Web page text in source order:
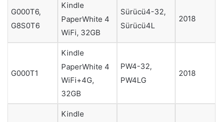
G000T6,
G8S0T6
Kindle
PaperWhite 4
WiFi, 32GB
Sürücü4-32,
Sürücü4L
2018
G000T1
Kindle
PaperWhite 4
WiFi+4G,
32GB
PW4-32,
PW4LG
2018
Kindle